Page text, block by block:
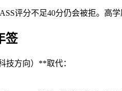
评分不足40分仍会被拒。高
签
技方向）**取代：